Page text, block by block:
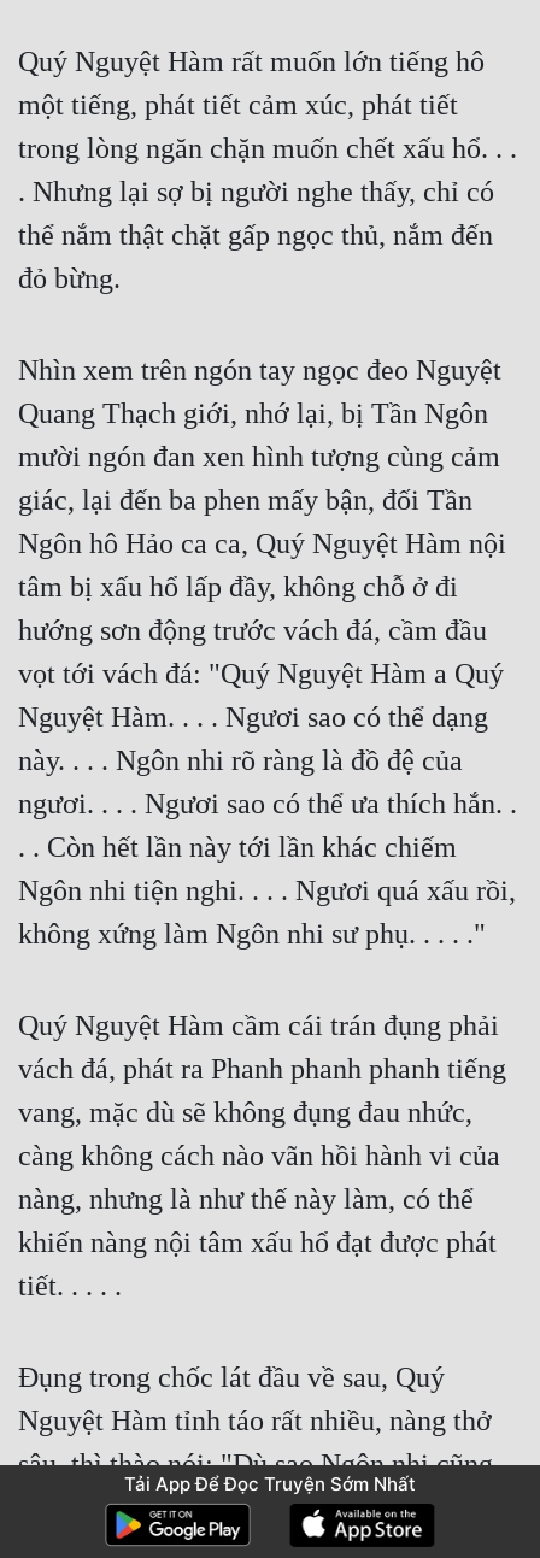
Quý Nguyệt Hàm rất muốn lớn tiếng hô
một tiếng, phát tiết cảm xúc, phát tiết
trong lòng ngăn chặn muốn chết xấu hổ. . .
. Nhưng lại sợ bị người nghe thấy, chỉ có
thể nắm thật chặt gấp ngọc thủ, nắm đến
đỏ bừng.
Nhìn xem trên ngón tay ngọc đeo Nguyệt
Quang Thạch giới, nhớ lại, bị Tần Ngôn
mười ngón đan xen hình tượng cùng cảm
giác, lại đến ba phen mấy bận, đối Tần
Ngôn hô Hảo ca ca, Quý Nguyệt Hàm nội
tâm bị xấu hổ lấp đầy, không chỗ ở đi
hướng sơn động trước vách đá, cầm đầu
vọt tới vách đá: "Quý Nguyệt Hàm a Quý
Nguyệt Hàm. . . . Ngươi sao có thể dạng
này. . . . Ngôn nhi rõ ràng là đồ đệ của
ngươi. . . . Ngươi sao có thể ưa thích hắn. .
. . Còn hết lần này tới lần khác chiếm
Ngôn nhi tiện nghi. . . . Ngươi quá xấu rồi,
không xứng làm Ngôn nhi sư phụ. . . . ."
Quý Nguyệt Hàm cầm cái trán đụng phải
vách đá, phát ra Phanh phanh phanh tiếng
vang, mặc dù sẽ không đụng đau nhức,
càng không cách nào vãn hồi hành vi của
nàng, nhưng là như thế này làm, có thể
khiến nàng nội tâm xấu hổ đạt được phát
tiết. . . . .
Đụng trong chốc lát đầu về sau, Quý
Nguyệt Hàm tỉnh táo rất nhiều, nàng thở
sâu, thì thào nói: "Dù sao Ngôn nhi cũng
không biết. . . . . Ta liền khi hắn thích ta. . .
. . Không phải ta thích hắn, đúng, cứ như
Tải App Để Đọc Truyện Sớm Nhất